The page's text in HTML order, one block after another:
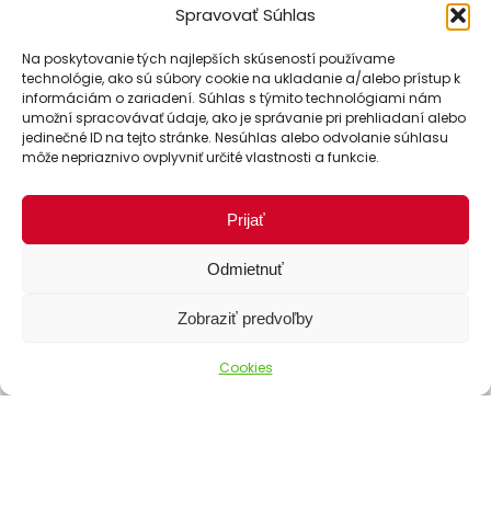
Spravovať Súhlas
Na poskytovanie tých najlepších skúseností používame
technológie, ako sú súbory cookie na ukladanie a/alebo prístup k
informáciám o zariadení. Súhlas s týmito technológiami nám
umožní spracovávať údaje, ako je správanie pri prehliadaní alebo
jedinečné ID na tejto stránke. Nesúhlas alebo odvolanie súhlasu
môže nepriaznivo ovplyvniť určité vlastnosti a funkcie.
Prijať
Odmietnuť
Zobraziť predvoľby
Cookies